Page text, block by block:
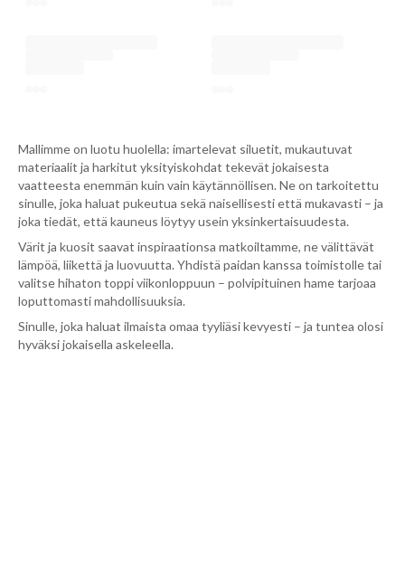
Mallimme on luotu huolella: imartelevat siluetit, mukautuvat
materiaalit ja harkitut yksityiskohdat tekevät jokaisesta
vaatteesta enemmän kuin vain käytännöllisen. Ne on tarkoitettu
sinulle, joka haluat pukeutua sekä naisellisesti että mukavasti – ja
joka tiedät, että kauneus löytyy usein yksinkertaisuudesta.
Värit ja kuosit saavat inspiraationsa matkoiltamme, ne välittävät
lämpöä, liikettä ja luovuutta. Yhdistä paidan kanssa toimistolle tai
valitse hihaton toppi viikonloppuun – polvipituinen hame tarjoaa
loputtomasti mahdollisuuksia.
Sinulle, joka haluat ilmaista omaa tyyliäsi kevyesti – ja tuntea olosi
hyväksi jokaisella askeleella.